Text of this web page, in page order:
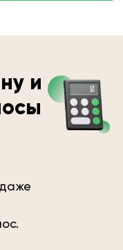
и